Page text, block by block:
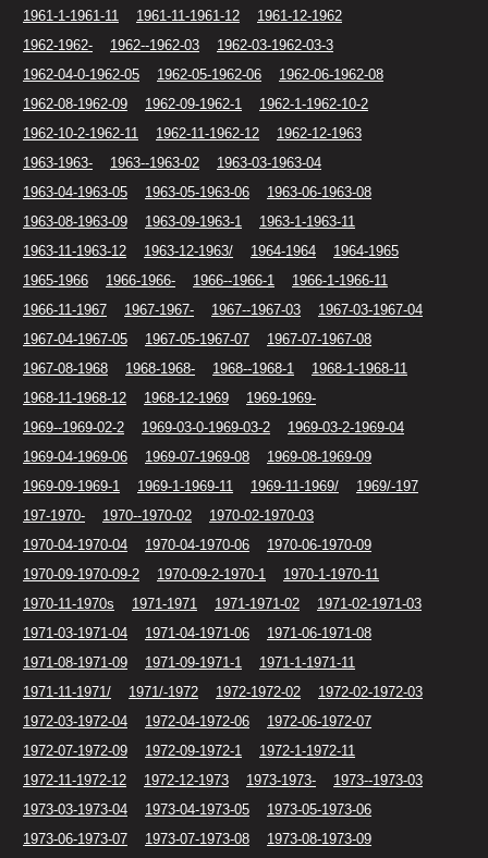
1961-1-1961-11
1961-11-1961-12
1961-12-1962
1962-1962-
1962--1962-03
1962-03-1962-03-3
1962-04-0-1962-05
1962-05-1962-06
1962-06-1962-08
1962-08-1962-09
1962-09-1962-1
1962-1-1962-10-2
1962-10-2-1962-11
1962-11-1962-12
1962-12-1963
1963-1963-
1963--1963-02
1963-03-1963-04
1963-04-1963-05
1963-05-1963-06
1963-06-1963-08
1963-08-1963-09
1963-09-1963-1
1963-1-1963-11
1963-11-1963-12
1963-12-1963/ 1964-1964
1964-1965
1965-1966
1966-1966- 1966--1966-1
1966-1-1966-11
1966-11-1967
1967-1967- 1967--1967-03
1967-03-1967-04
1967-04-1967-05
1967-05-1967-07
1967-07-1967-08
1967-08-1968
1968-1968- 1968--1968-1
1968-1-1968-11
1968-11-1968-12
1968-12-1969
1969-1969-
1969--1969-02-2
1969-03-0-1969-03-2
1969-03-2-1969-04
1969-04-1969-06
1969-07-1969-08
1969-08-1969-09
1969-09-1969-1
1969-1-1969-11 1969-11-1969/
1969/-197
197-1970-
1970--1970-02
1970-02-1970-03
1970-04-1970-04
1970-04-1970-06
1970-06-1970-09
1970-09-1970-09-2
1970-09-2-1970-1
1970-1-1970-11
1970-11-1970s
1971-1971 1971-1971-02
1971-02-1971-03
1971-03-1971-04
1971-04-1971-06
1971-06-1971-08
1971-08-1971-09
1971-09-1971-1
1971-1-1971-11
1971-11-1971/
1971/-1972 1972-1972-02
1972-02-1972-03
1972-03-1972-04
1972-04-1972-06
1972-06-1972-07
1972-07-1972-09
1972-09-1972-1
1972-1-1972-11
1972-11-1972-12
1972-12-1973 1973-1973-
1973--1973-03
1973-03-1973-04
1973-04-1973-05
1973-05-1973-06
1973-06-1973-07
1973-07-1973-08
1973-08-1973-09